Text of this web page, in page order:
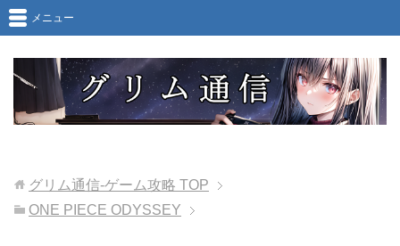
メニュー
グリム通信-ゲーム攻略 TOP
ONE PIECE ODYSSEY